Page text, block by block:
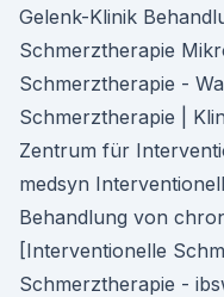
Gelenk-Klinik
Schmerztherapie
Schmerztherapie -
Schmerztherapie |
Zentrum für
medsyn
Behandlung von
[Interventionelle
Schmerztherapie -